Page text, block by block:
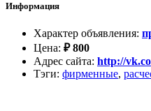
Информация
Характер объявления:
Цена: ₽800
Адрес сайта: http://
Тэги: фирменные,